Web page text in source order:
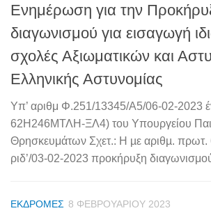
Ενημέρωση για την
διαγωνισμού για εισαγωγή
σχολές Αξιωματικών και
Ελληνικής Αστυνομίας
Υπ’ αριθμ Φ.251/13345/A5/06-02-2023
62Η246ΜΤΛΗ-ΞΛ4) του Υπουργείου
Θρησκευμάτων Σχετ.: Η µε αριθµ.
ριδ’/03-02-2023 προκήρυξη
ΕΚΔΡΟΜΈΣ 8 ΦΕΒΡΟΥΑΡΊΟΥ 2023